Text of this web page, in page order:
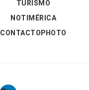
TURISMO
NOTIMÉRICA
CONTACTOPHOTO